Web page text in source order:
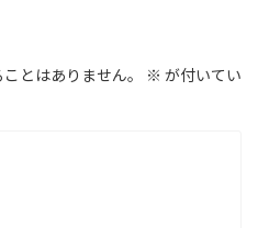
とはありません。 ※ が付いてい